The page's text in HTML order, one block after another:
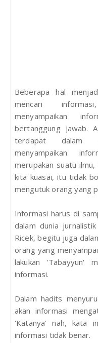
Beberapa hal
mencari
menyampaikan
bertanggung jawab.
terdapat dalam
menyampaikan
merupakan suatu
kita kuasai, itu tidak
mengutuk orang yang
Informasi harus di
dalam dunia
Ricek, begitu juga
orang yang
lakukan 'Tabayyun'
informasi.
Dalam hadits
akan informasi
'Katanya' nah, kata
informasi tidak benar.